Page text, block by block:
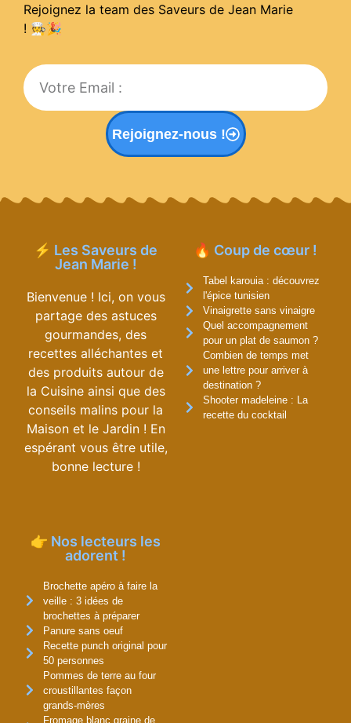
Rejoignez la team des Saveurs de Jean Marie
! 🧑‍🍳🎉
Rejoignez-nous !
⚡ Les Saveurs de
Jean Marie !
Bienvenue ! Ici, on vous
partage des astuces
gourmandes, des
recettes alléchantes et
des produits autour de
la Cuisine ainsi que des
conseils malins pour la
Maison et le Jardin ! En
espérant vous être utile,
bonne lecture !
🔥 Coup de cœur !
Tabel karouia : découvrez
l'épice tunisien
Vinaigrette sans vinaigre
Quel accompagnement
pour un plat de saumon ?
Combien de temps met
une lettre pour arriver à
destination ?
Shooter madeleine : La
recette du cocktail
👉 Nos lecteurs les
adorent !
Brochette apéro à faire la
veille : 3 idées de
brochettes à préparer
Panure sans oeuf
Recette punch original pour
50 personnes
Pommes de terre au four
croustillantes façon
grands-mères
Fromage blanc graine de